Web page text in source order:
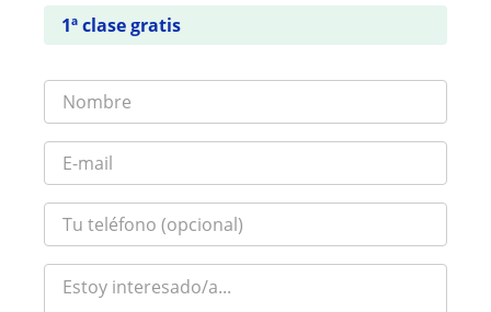
1ª clase gratis